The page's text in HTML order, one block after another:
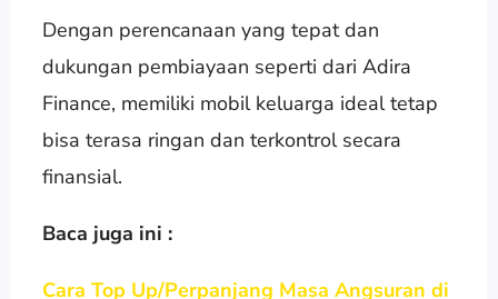
Dengan perencanaan yang tepat dan
dukungan pembiayaan seperti dari Adira
Finance, memiliki mobil keluarga ideal tetap
bisa terasa ringan dan terkontrol secara
finansial.
Baca juga ini :
Cara Top Up/Perpanjang Masa Angsuran di